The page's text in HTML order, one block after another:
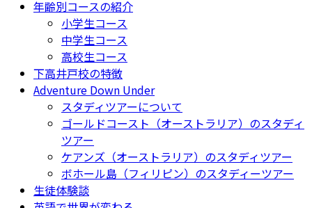
年齢別コースの紹介
小学生コース
中学生コース
高校生コース
下高井戸校の特徴
Adventure Down Under
スタディツアーについて
ゴールドコースト（オーストラリア）のスタディ
ツアー
ケアンズ（オーストラリア）のスタディツアー
ボホール島（フィリピン）のスタディーツアー
生徒体験談